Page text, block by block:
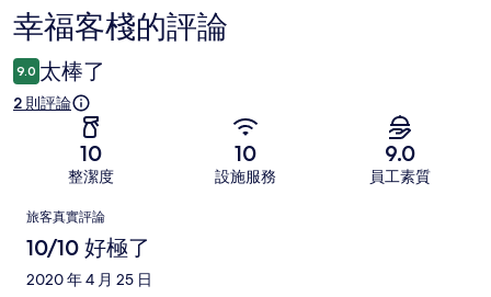
評
論
幸福客棧的評論
9.0 太棒了
2 則評論
10
整潔度
10
設施服務
9.0
員工素質
評
論
旅客真實評論
10/10 好極了
2020 年 4 月 25 日